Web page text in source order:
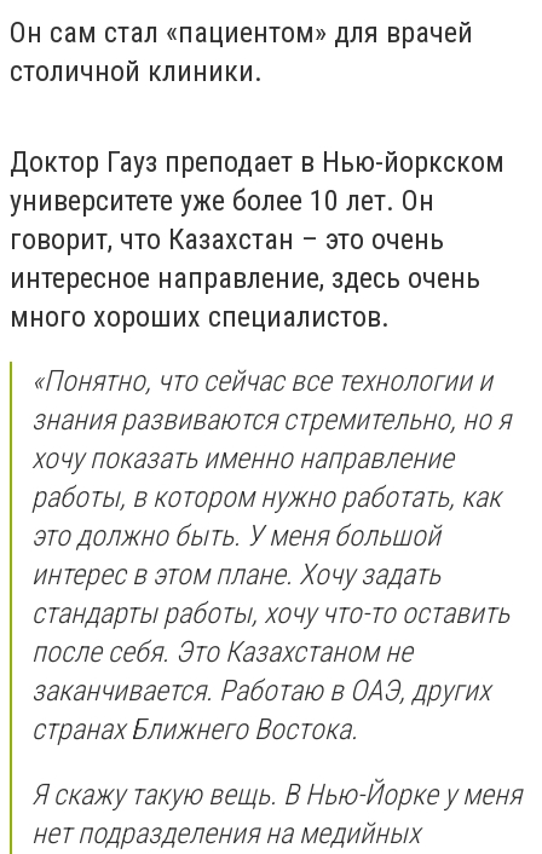
Он сам стал «пациентом» для врачей
столичной клиники.
Доктор Гауз преподает в Нью-йоркском
университете уже более 10 лет. Он
говорит, что Казахстан – это очень
интересное направление, здесь очень
много хороших специалистов.
«Понятно, что сейчас все технологии и
знания развиваются стремительно, но я
хочу показать именно направление
работы, в котором нужно работать, как
это должно быть. У меня большой
интерес в этом плане. Хочу задать
стандарты работы, хочу что-то оставить
после себя. Это Казахстаном не
заканчивается. Работаю в ОАЭ, других
странах Ближнего Востока.
Я скажу такую вещь. В Нью-Йорке у меня
нет подразделения на медийных